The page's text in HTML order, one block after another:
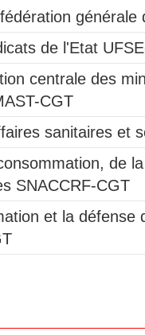
générale
de l'Etat
centrale des
CGT
sanitaires et
de
SNACCRF-CGT
et la défense